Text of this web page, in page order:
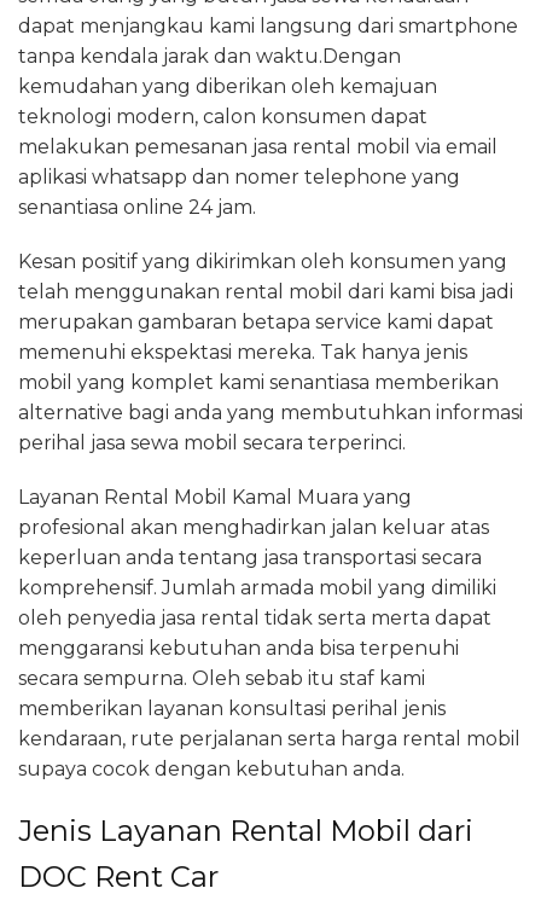
dapat menjangkau kami langsung dari smartphone
tanpa kendala jarak dan waktu.Dengan
kemudahan yang diberikan oleh kemajuan
teknologi modern, calon konsumen dapat
melakukan pemesanan jasa rental mobil via email
aplikasi whatsapp dan nomer telephone yang
senantiasa online 24 jam.
Kesan positif yang dikirimkan oleh konsumen yang
telah menggunakan rental mobil dari kami bisa jadi
merupakan gambaran betapa service kami dapat
memenuhi ekspektasi mereka. Tak hanya jenis
mobil yang komplet kami senantiasa memberikan
alternative bagi anda yang membutuhkan informasi
perihal jasa sewa mobil secara terperinci.
Layanan Rental Mobil Kamal Muara yang
profesional akan menghadirkan jalan keluar atas
keperluan anda tentang jasa transportasi secara
komprehensif. Jumlah armada mobil yang dimiliki
oleh penyedia jasa rental tidak serta merta dapat
menggaransi kebutuhan anda bisa terpenuhi
secara sempurna. Oleh sebab itu staf kami
memberikan layanan konsultasi perihal jenis
kendaraan, rute perjalanan serta harga rental mobil
supaya cocok dengan kebutuhan anda.
Jenis Layanan Rental Mobil dari
DOC Rent Car